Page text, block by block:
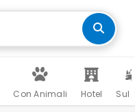
Con Animali Hotel Sul